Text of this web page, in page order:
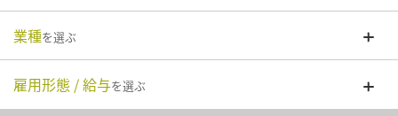
業種を選ぶ
雇用形態 / 給与を選ぶ